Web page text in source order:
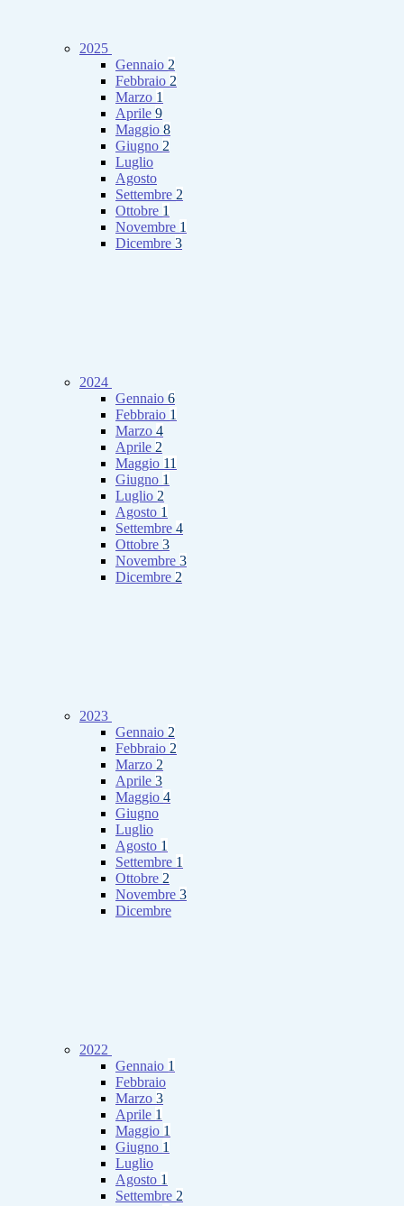
2025
Gennaio 2
Febbraio 2
Marzo 1
Aprile 9
Maggio 8
Giugno 2
Luglio
Agosto
Settembre 2
Ottobre 1
Novembre 1
Dicembre 3
2024
Gennaio 6
Febbraio 1
Marzo 4
Aprile 2
Maggio 11
Giugno 1
Luglio 2
Agosto 1
Settembre 4
Ottobre 3
Novembre 3
Dicembre 2
2023
Gennaio 2
Febbraio 2
Marzo 2
Aprile 3
Maggio 4
Giugno
Luglio
Agosto 1
Settembre 1
Ottobre 2
Novembre 3
Dicembre
2022
Gennaio 1
Febbraio
Marzo 3
Aprile 1
Maggio 1
Giugno 1
Luglio
Agosto 1
Settembre 2